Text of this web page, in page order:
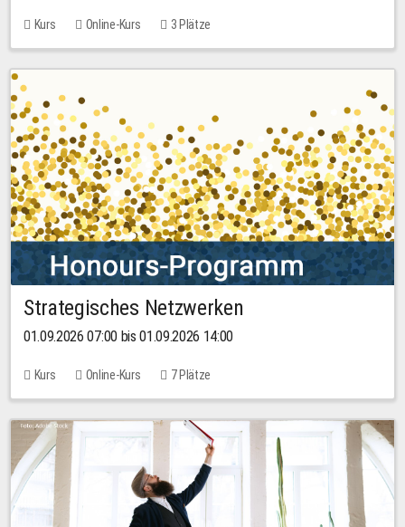
Kurs Online-Kurs 3 Plätze
Strategisches Netzwerken
01.09.2026 07:00 bis 01.09.2026 14:00
Kurs Online-Kurs 7 Plätze